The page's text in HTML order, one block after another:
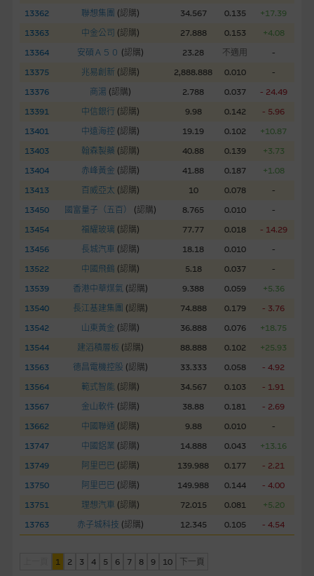
13362
聯想集團 (認購) 34.567 0.135
+17.39
13363
中金公司 (認購) 27.888 0.153
+4.08
13364
安碩Ａ５０ (認購) 23.28 不適用
-
13375
兆易創新 (認購) 2,888.888 0.010
-
13376
商湯 (認購) 2.788 0.037
- 24.49
13391
中信銀行 (認購) 9.98 0.142
- 5.96
13401
中遠海控 (認購) 19.19 0.102
+10.87
13403
翰森製藥 (認購) 40.88 0.139
+3.73
13404
赤峰黃金 (認購) 41.88 0.187
+1.08
13413
百威亞太 (認購) 10 0.078
-
13450
國富量子（五百） (認購) 8.765 0.010
-
13454
福耀玻璃 (認購) 77.77 0.018
- 14.29
13456
長城汽車 (認購) 18.18 0.010
-
13522
中國飛鶴 (認購) 5.18 0.037
-
13539
香港中華煤氣 (認購) 9.388 0.059
+5.36
13540
長江基建集團 (認購) 74.888 0.179
- 3.76
13542
山東黃金 (認購) 36.888 0.076
+18.75
13544
建滔積層板 (認購) 88.888 0.102
+25.93
13563
德昌電機控股 (認購) 33.333 0.058
- 4.92
13564
範式智能 (認購) 34.567 0.103
- 1.91
13567
金山軟件 (認購) 38.88 0.181
- 2.69
13662
中國聯通 (認購) 9.88 0.010
-
13747
中國鋁業 (認購) 14.888 0.043
+13.16
13749
阿里巴巴 (認購) 139.988 0.177
- 2.21
13750
阿里巴巴 (認購) 149.988 0.144
- 4.00
13751
理想汽車 (認購) 72.015 0.081
+5.20
13763
赤子城科技 (認購) 12.345 0.105 - 4.54
1 2 3 4 5 6 7 8 9 10
下一頁
損失全部投資；而(ii)R類牛熊證之剩餘價值則可能為零。
網站連結
本網站或載有連接非由麥格理集團管理的網站的連結。此等連結
純為方便閣下取得更多關於市場上相關產品及機構的資訊。麥格
理集團對此等網站的內容及所介紹的產品或服務，均無任何操控
適，不作任何聲明。麥格理集團建議閣下自行向本網站述及或連
接的第三者查詢。此外，載有第三者網站的連結，不應視為該第
三者推介本網站。
本網站雖連接第三者管理的網站，但麥格理集團並非授權網站瀏
權。
經由本網站接觸到的軟件應用
部分可經本網站連結下載的軟件程式屬於第三者的產品。閣下使
用此等屬於第三者的軟件，須自負全責。此等軟件的使用，可能
受軟件持有人訂出的使用條款約束。
在法律容許的所有範圍內，麥格理集團概不承擔經由本網站使用
或下載任何軟件(不論是否屬於第三者)而引起的責任。麥格理集
團並且對此等軟件不作任何聲明，也不提供任何保證，特別是在
法律容許的所有範圍內，概不負責經由本網站使用或下載任何軟
件(不論是否屬於第三者)而出現電腦病毒或任何其他後果所導致
損)。
基本上市文件及補充上市文件
就有關MBL每次發行之認股證及/或牛熊證而言，認股證及/或牛
熊證之條款及條件以及發行商的財務與其他資料已載列於基本上
於本網站。